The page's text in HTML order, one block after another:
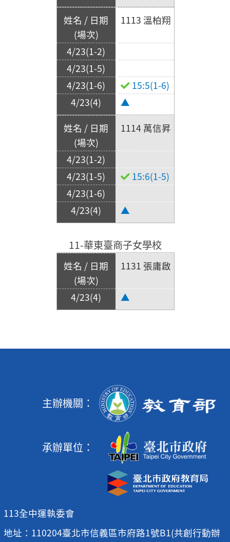
1113 溫柏翔
15:5(1-6)
▲
1114 萬信昇
15:6(1-5)
▲
11-華東臺商子女學校
1131 張庸啟
▲
主辦機關：
承辦單位：
113全中運執委會
地址：110204臺北市信義區市府路1號B1(共創行動辦